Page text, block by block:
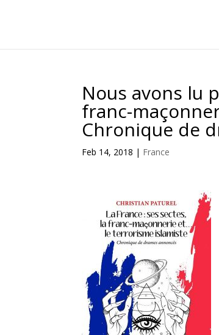
Nous avons lu
franc-
Chronique de
Feb 14, 2018 | France